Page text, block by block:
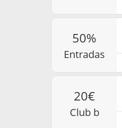
50%
entradas
20€
club b